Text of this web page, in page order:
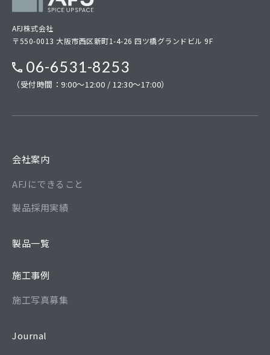
会社案内
AFJにできること
製品採用実績
製品一覧
施工事例
施工写真募集
Journal
AFJ株式会社
〒550-0013 大阪市西区新町1-4-26 四ツ橋グランドビル 9F
06-6531-8253
（受付時間：9:00～12:00 / 12:30～17:00）